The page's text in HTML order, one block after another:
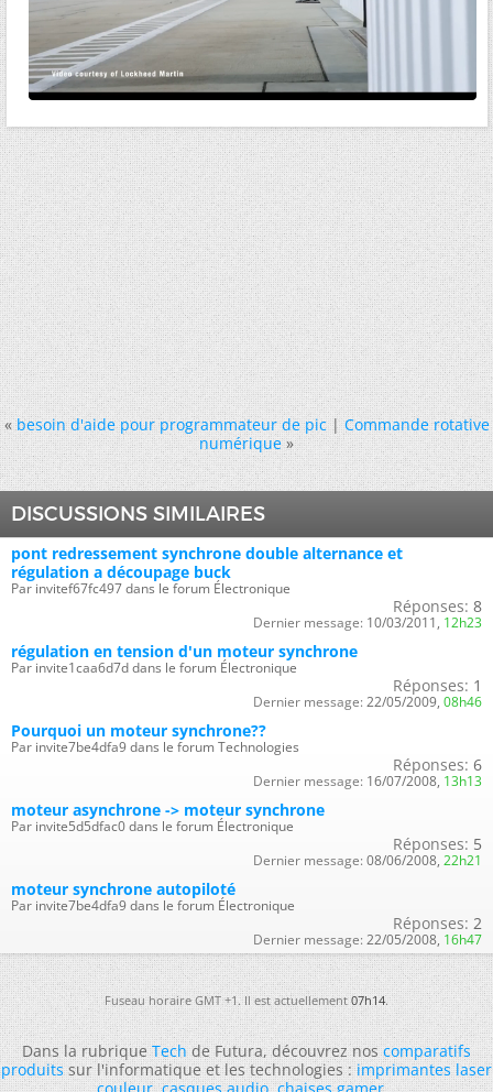
« besoin d'aide pour programmateur de pic|Commande rotative
numérique »
DISCUSSIONS SIMILAIRES
pont redressement synchrone double alternance et
régulation a découpage buck
Par invitef67fc497 dans le forum Électronique
Réponses: 8
Dernier message: 10/03/2011, 12h23
régulation en tension d'un moteur synchrone
Par invite1caa6d7d dans le forum Électronique
Réponses: 1
Dernier message: 22/05/2009, 08h46
Pourquoi un moteur synchrone??
Par invite7be4dfa9 dans le forum Technologies
Réponses: 6
Dernier message: 16/07/2008, 13h13
moteur asynchrone -> moteur synchrone
Par invite5d5dfac0 dans le forum Électronique
Réponses: 5
Dernier message: 08/06/2008, 22h21
moteur synchrone autopiloté
Par invite7be4dfa9 dans le forum Électronique
Réponses: 2
Dernier message: 22/05/2008, 16h47
Fuseau horaire GMT +1. Il est actuellement07h14.
Dans la rubriqueTechde Futura, découvrez noscomparatifs
produitssur l'informatique et les technologies :imprimantes laser